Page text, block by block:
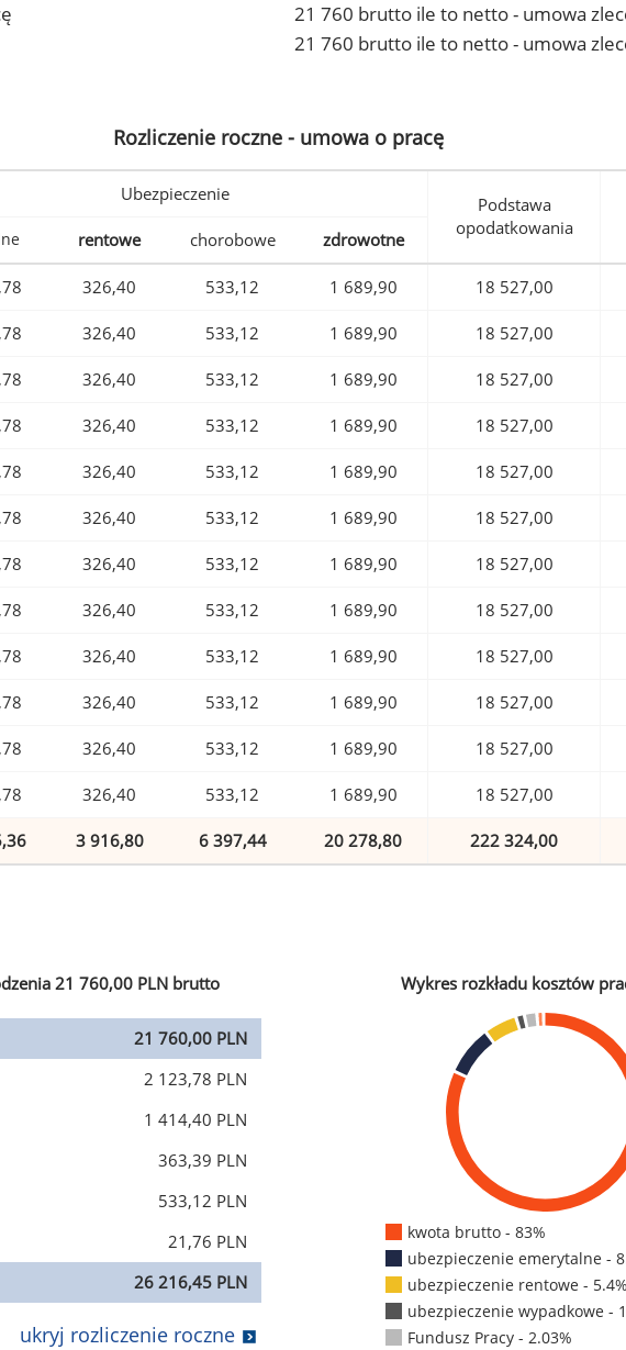
21 760 brutto ile to netto - umowa
21 760 brutto ile to netto - umowa
Rozliczenie roczne - umowa o pracę
Ubezpieczenie
Podstawa
opodatkowania
rentowe chorobowe zdrowotne
326,40 533,12 1 689,90 18 527,00
326,40 533,12 1 689,90 18 527,00
326,40 533,12 1 689,90 18 527,00
326,40 533,12 1 689,90 18 527,00
326,40 533,12 1 689,90 18 527,00
326,40 533,12 1 689,90 18 527,00
326,40 533,12 1 689,90 18 527,00
326,40 533,12 1 689,90 18 527,00
326,40 533,12 1 689,90 18 527,00
326,40 533,12 1 689,90 18 527,00
326,40 533,12 1 689,90 18 527,00
326,40 533,12 1 689,90 18 527,00
3 916,80 6 397,44 20 278,80 222 324,00
21 760,00 PLN brutto
21 760,00 PLN
2 123,78 PLN
1 414,40 PLN
363,39 PLN
533,12 PLN
21,76 PLN
26 216,45 PLN
ukryj rozliczenie roczne
Wykres rozkładu kosztów
kwota brutto - 83%
ubezpieczenie emerytalne -
ubezpieczenie rentowe - 5.4%
ubezpieczenie wypadkowe -
Fundusz Pracy - 2.03%